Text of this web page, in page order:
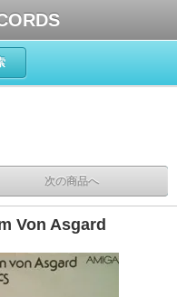
次の商品へ
Von Asgard